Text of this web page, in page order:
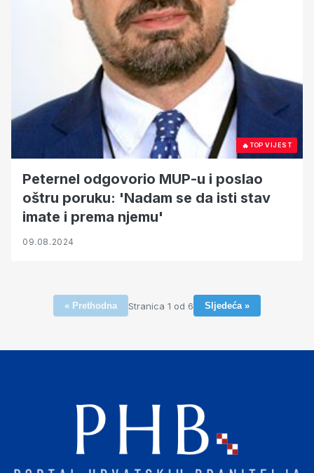
🔥TOP VIJEST
Peternel odgovorio MUP-u i poslao
oštru poruku: 'Nadam se da isti stav
imate i prema njemu'
09.08.2024
« Prethodna Stranica 1 od 6 Sljedeća »